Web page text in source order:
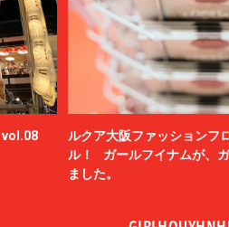
vol.08
ルクア大阪ファッションフ
ル！ ガールフイナムが、
ました。